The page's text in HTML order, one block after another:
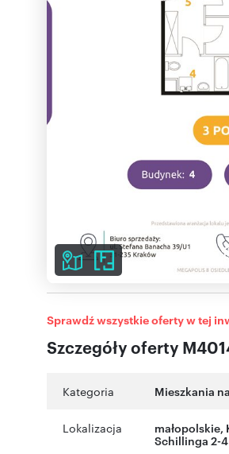
6
Szczegóły oferty
Sprawdź wszystkie oferty w tej
Kategoria Mieszkania
Lokalizacja małopolskie,
Schillinga 2-4